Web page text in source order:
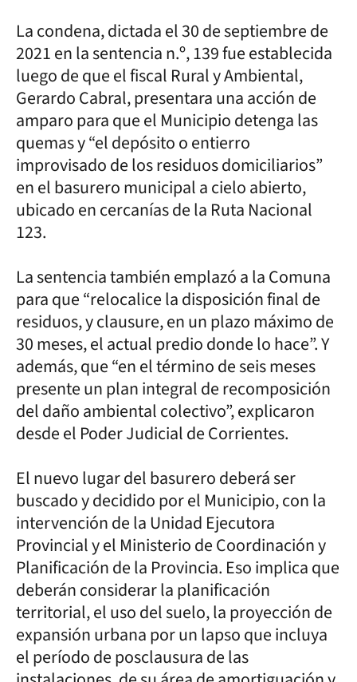
La condena, dictada el 30 de septiembre de
2021 en la sentencia n.º, 139 fue establecida
luego de que el fiscal Rural y Ambiental,
Gerardo Cabral, presentara una acción de
amparo para que el Municipio detenga las
quemas y “el depósito o entierro
improvisado de los residuos domiciliarios”
en el basurero municipal a cielo abierto,
ubicado en cercanías de la Ruta Nacional
123.
La sentencia también emplazó a la Comuna
para que “relocalice la disposición final de
residuos, y clausure, en un plazo máximo de
30 meses, el actual predio donde lo hace”. Y
además, que “en el término de seis meses
presente un plan integral de recomposición
del daño ambiental colectivo”, explicaron
desde el Poder Judicial de Corrientes.
El nuevo lugar del basurero deberá ser
buscado y decidido por el Municipio, con la
intervención de la Unidad Ejecutora
Provincial y el Ministerio de Coordinación y
Planificación de la Provincia. Eso implica que
deberán considerar la planificación
territorial, el uso del suelo, la proyección de
expansión urbana por un lapso que incluya
el período de posclausura de las